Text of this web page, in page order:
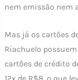
nem emissão nem
Mas já os cartões
Riachuelo
cartões de crédito